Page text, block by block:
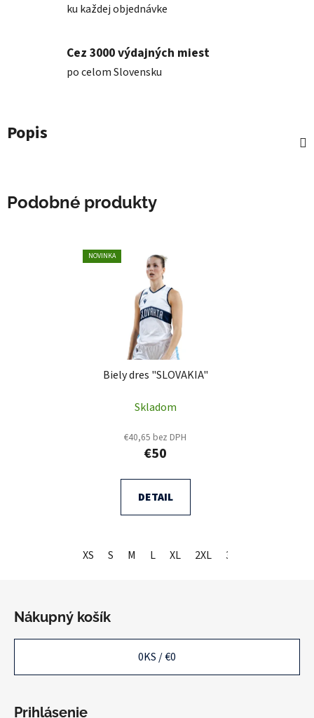
ku každej objednávke
Cez 3000 výdajných miest
po celom Slovensku
Popis
Podobné produkty
NOVINKA
Biely dres "SLOVAKIA"
Skladom
€40,65 bez DPH
€50
DETAIL
XS S M L XL 2XL 3XL
Nákupný košík
0KS /€0
Prihlásenie